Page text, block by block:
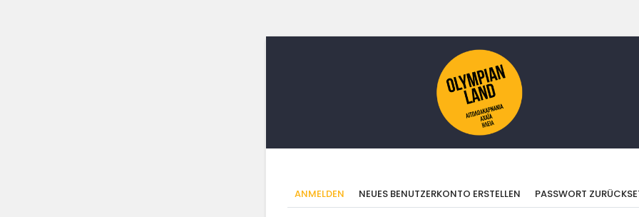
Primäre
ANMELDEN (AKTIVER
REITER)
NEUES BENUTZERKONTO ERSTELLEN PASSWORT